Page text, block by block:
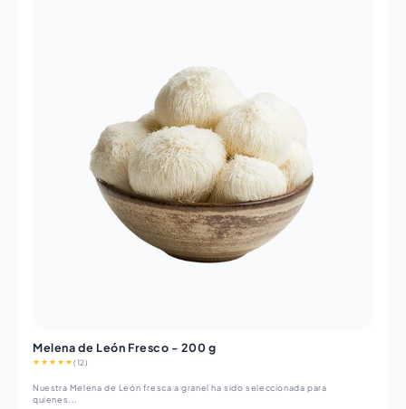
Melena de León Fresco - 200 g
★★★★★(12)
Nuestra Melena de León fresca a granel ha sido seleccionada para
quienes...